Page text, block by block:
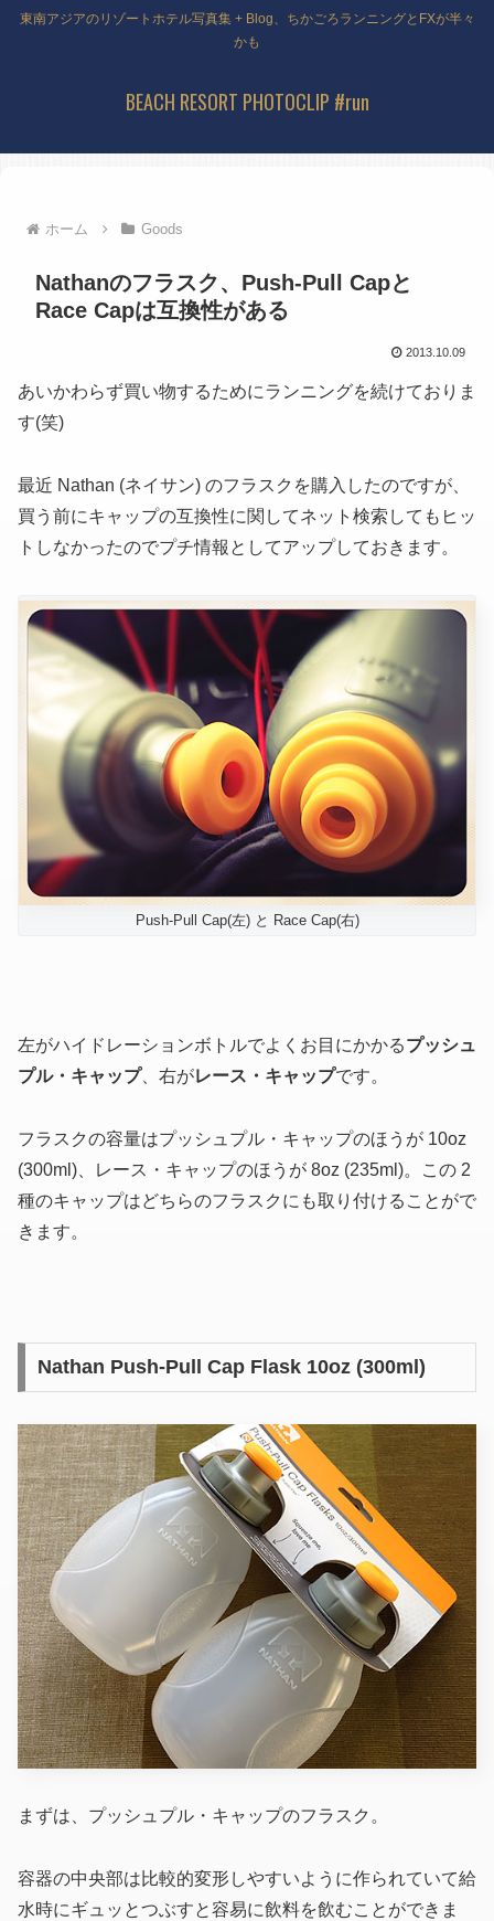
東南アジアのリゾートホテル写真集 + Blog、ちかごろランニングとFXが半々
かも
BEACH RESORT PHOTOCLIP #run
ホーム Goods
Nathanのフラスク、Push-Pull Capと
Race Capは互換性がある
2013.10.09
あいかわらず買い物するためにランニングを続けておりま
す(笑)
最近 Nathan (ネイサン) のフラスクを購入したのですが、
買う前にキャップの互換性に関してネット検索してもヒッ
トしなかったのでプチ情報としてアップしておきます。
Push-Pull Cap(左) と Race Cap(右)
左がハイドレーションボトルでよくお目にかかるプッシュ
プル・キャップ、右がレース・キャップです。
フラスクの容量はプッシュプル・キャップのほうが 10oz
(300ml)、レース・キャップのほうが 8oz (235ml)。この 2
種のキャップはどちらのフラスクにも取り付けることがで
きます。
Nathan Push-Pull Cap Flask 10oz (300ml)
まずは、プッシュプル・キャップのフラスク。
容器の中央部は比較的変形しやすいように作られていて給
水時にギュッとつぶすと容易に飲料を飲むことができま